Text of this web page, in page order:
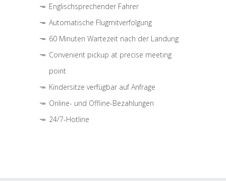
Englischsprechender Fahrer
Automatische Flugmitverfolgung
60 Minuten Wartezeit nach der Landung
Convenient pickup at precise meeting
point
Kindersitze verfügbar auf Anfrage
Online- und Offline-Bezahlungen
24/7-Hotline